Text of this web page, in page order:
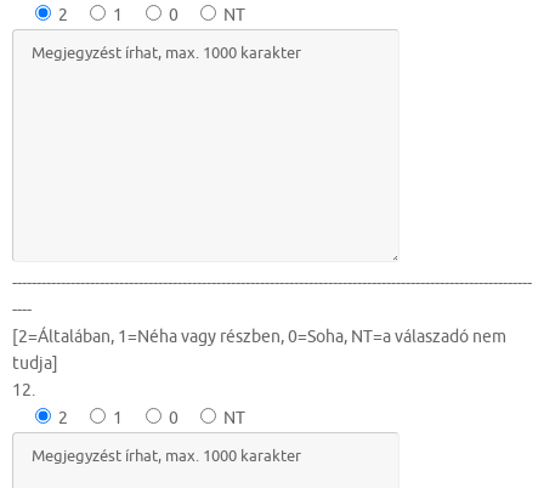
2
1 0 NT
-----------------------------------------------------------------------------------------------------------
----
[2=Általában, 1=Néha vagy részben, 0=Soha, NT=a válaszadó nem
tudja]
12.
2
1 0 NT